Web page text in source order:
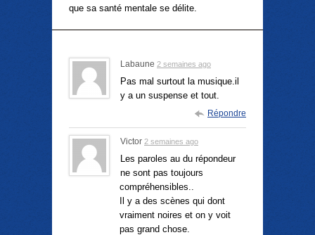
que sa santé mentale se délite.
Labaune 2 semaines ago
Pas mal surtout la musique.il
y a un suspense et tout.
Répondre
Victor 2 semaines ago
Les paroles au du répondeur
ne sont pas toujours
compréhensibles..
Il y a des scènes qui dont
vraiment noires et on y voit
pas grand chose.